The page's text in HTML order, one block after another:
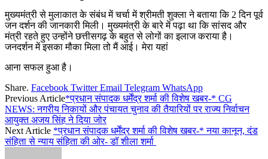
मुख्यमंत्री से मुलाकात के संबंध में चर्चा में श्रीमती शुक्ला ने बताया कि 2 दिन पूर्व
जन दर्शन की जानकारी मिली। मुख्यमंत्री के बारे में पढ़ा था कि सांसद और
मंत्री रहते हुए उन्होंने छत्तीसगढ़ के बहुत से लोगों का इलाज कराया है।
जनदर्शन में इसका मौका मिला तो मैं आई। मेरा यहां
आना सफल हुआ है।
Share. Facebook Twitter Email Telegram WhatsApp
Previous Article*प्रधान संपादक धर्मेंद्र शर्मा की विशेष खबर-* CG
NEWS: नगरीय निकायों और पंचायत चुनाव की तैयारियों पर राज्य निर्वाचन
आयुक्त अजय सिंह ने दिया जोर
Next Article *प्रधान संपादक धर्मेंद्र शर्मा की विशेष खबर-* नया कानून, दंड
संहिता से न्याय संहिता की ओर- डॉ शीला शर्मा